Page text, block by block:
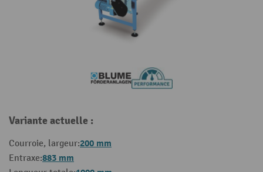
Variante actuelle :
Courroie, largeur:200 mm
Entraxe:883 mm